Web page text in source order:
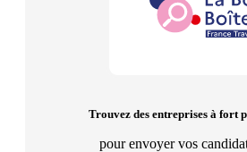
Trouvez des entreprises à fort
pour envoyer vos